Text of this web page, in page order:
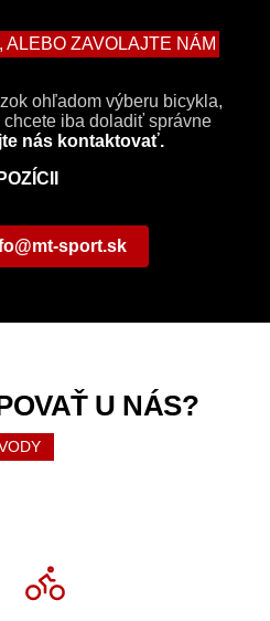
ZAVOLAJTE NÁM
ohľadom výberu bicykla,
iba doladiť správne
nás kontaktovať.
sport.sk
U NÁS?